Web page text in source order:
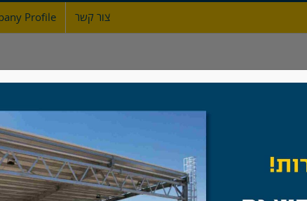
צור קשר Profile
אודות גדרות מעקות ברזל שערים
בית / בטיחות ונגישות / עיר הבה"דים